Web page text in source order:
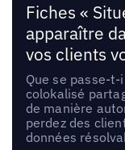
Fiches «
apparaître
vos clients
Que se passe-
colokalisé
de manière
perdez des
données